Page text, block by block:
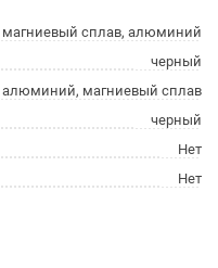
магниевый сплав, алюминий
черный
алюминий, магниевый сплав
черный
Нет
Нет